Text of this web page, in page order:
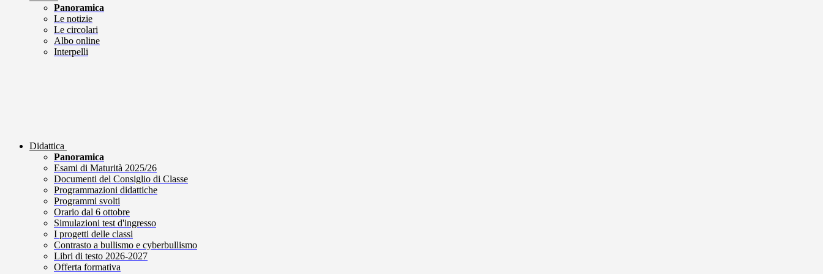
Panoramica
Le notizie
Le circolari
Albo online
Interpelli
Didattica
Panoramica
Esami di Maturità 2025/26
Documenti del Consiglio di Classe
Programmazioni didattiche
Programmi svolti
Orario dal 6 ottobre
Simulazioni test d'ingresso
I progetti delle classi
Contrasto a bullismo e cyberbullismo
Libri di testo 2026-2027
Offerta formativa